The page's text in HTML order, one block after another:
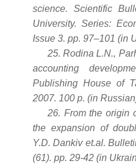
science. Scientific
University. Series:
Issue 3. pp. 97–101 (in
25. Rodina L.N.,
accounting
Publishing House of
2007. 100 p. (in
26. From the origin
the expansion of
Y.D. Dankiv et.al.
(61). pp. 29-42 (in